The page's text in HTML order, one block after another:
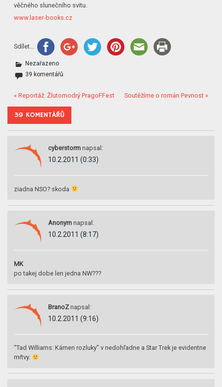
věčného slunečního svitu.
www.laser-books.cz
Sdílet...
Nezařazeno
39 komentářů
« Reportáž: Žlutomodrý PragoFFest Soutěžíme o román Pevnost »
39 KOMENTÁŘŮ
cyberstorm napsal:
10.2.2011 (0:33)
ziadna NSO? skoda
Anonym napsal:
10.2.2011 (8:17)
MK
po takej dobe len jedna NW???
BranoZ napsal:
10.2.2011 (9:16)
“Tad Williams: Kámen rozluky” v nedohľadne a Star Trek je evidentne
mŕtvy.